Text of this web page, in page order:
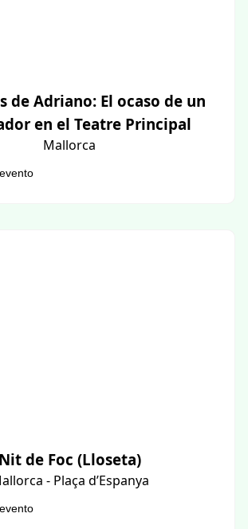
de Adriano: El ocaso de un
en el Teatre Principal
Mallorca
Nit de Foc (Lloseta)
- Plaça d’Espanya